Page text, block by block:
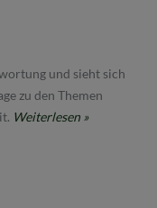
und sieht sich
zu den Themen
Weiterlesen »